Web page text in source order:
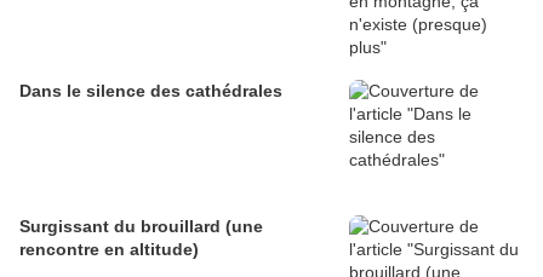
Dans le silence des cathédrales
Surgissant du brouillard (une
rencontre en altitude)